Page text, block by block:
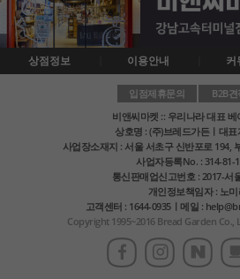
상점정보 이용안내 커
입점제휴문의
B2B
비앤씨마켓 :: 우리나라 대표
상호명 : (주)브레드가든ㅣ대표
사업장소재지 : 서울 서초구 신반포로 194,
사업자등록No. : 314-81-
통신판매업신고번호 : 2017-서
개인정보책임자 : 노
고객센터 : 1644-0935ㅣ메일 :
Copyright 1995~2016 Bread Garden Co.,